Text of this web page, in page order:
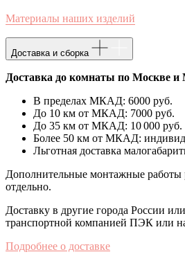
Материалы наших изделий
Доставка и сборка
Доставка до комнаты по Москве и
В пределах МКАД: 6000 руб.
До 10 км от МКАД: 7000 руб.
До 35 км от МКАД: 10 000 руб.
Более 50 км от МКАД:
Льготная доставка
Дополнительные монтажные работы
отдельно.
Доставку в другие города России
транспортной компанией ПЭК или
Подробнее о доставке